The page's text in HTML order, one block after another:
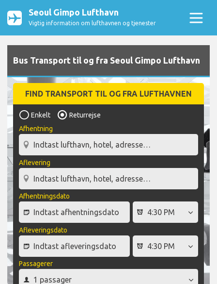
Seoul Gimpo Lufthavn
Vigtig information om lufthavnen og tjenester
Bus Transport til og fra Seoul Gimpo Lufthavn
FIND TRANSPORT TIL OG FRA LUFTHAVNEN
Enkelt
Returrejse
Afhentning
Aflevering
Afhentningsdato
Afleveringsdato
Passagerer